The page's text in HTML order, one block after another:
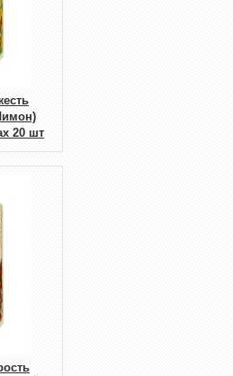
20 шт